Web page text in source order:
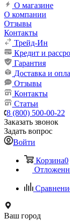
О магазине
О компании
Отзывы
Контакты
Трейд-Ин
Кредит и
Гарантия
Доставка и
Отзывы
Контакты
Статьи
8 (800) 500-00-22
Заказать звонок
Задать вопрос
Войти
Корзина0
Ваш город